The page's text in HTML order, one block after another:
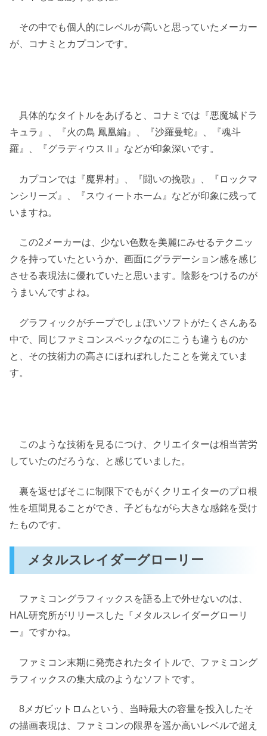
その中でも個人的にレベルが高いと思っていたメーカー
が、コナミとカプコンです。
具体的なタイトルをあげると、コナミでは『悪魔城ドラ
キュラ』、『火の鳥 鳳凰編』、『沙羅曼蛇』、『魂斗
羅』、『グラディウスⅡ』などが印象深いです。
カプコンでは『魔界村』、『闘いの挽歌』、『ロックマ
ンシリーズ』、『スウィートホーム』などが印象に残って
いますね。
この2メーカーは、少ない色数を美麗にみせるテクニッ
クを持っていたというか、画面にグラデーション感を感じ
させる表現法に優れていたと思います。陰影をつけるのが
うまいんですよね。
グラフィックがチープでしょぼいソフトがたくさんある
中で、同じファミコンスペックなのにこうも違うものか
と、その技術力の高さにほれぼれしたことを覚えていま
す。
このような技術を見るにつけ、クリエイターは相当苦労
していたのだろうな、と感じていました。
裏を返せばそこに制限下でもがくクリエイターのプロ根
性を垣間見ることができ、子どもながら大きな感銘を受け
たものです。
メタルスレイダーグローリー
ファミコングラフィックスを語る上で外せないのは、
HAL研究所がリリースした『メタルスレイダーグローリ
ー』ですかね。
ファミコン末期に発売されたタイトルで、ファミコング
ラフィックスの集大成のようなソフトです。
8メガビットロムという、当時最大の容量を投入したそ
の描画表現は、ファミコンの限界を遥か高いレベルで超え